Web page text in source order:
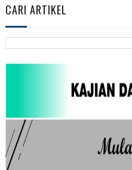
CARI ARTIKEL